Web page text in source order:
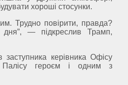
хороші стосунки.
Трудно повірити, правда?
дня”, — підкреслив Трамп,
керівника Офісу
Палісу героєм і одним з